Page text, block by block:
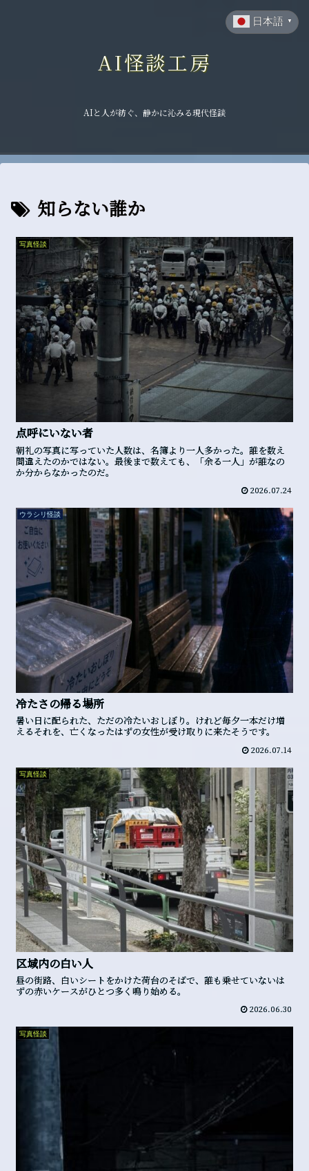
AI怪談工房
AIと人が紡ぐ、静かに沁みる現代怪談
知らない誰か
写真怪談
点呼にいない者
朝礼の写真に写っていた人数は、名簿より一人多かった。誰を数え
間違えたのかではない。最後まで数えても、「余る一人」が誰なの
か分からなかったのだ。
2026.07.24
ウラシリ怪談
冷たさの帰る場所
暑い日に配られた、ただの冷たいおしぼり。けれど毎夕一本だけ増
えるそれを、亡くなったはずの女性が受け取りに来たそうです。
2026.07.14
写真怪談
区域内の白い人
昼の街路、白いシートをかけた荷台のそばで、誰も乗せていないは
ずの赤いケースがひとつ多く鳴り始める。
2026.06.30
写真怪談
日本語 ▼